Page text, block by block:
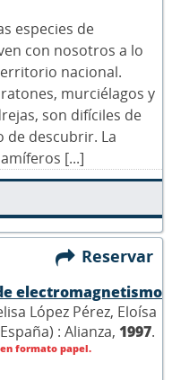
especies de
con nosotros a lo
nacional.
murciélagos y
son difíciles de
de descubrir. La
[...]
Reservar
electromagnetismo
López Pérez, Eloísa
: Alianza, 1997.
formato papel.